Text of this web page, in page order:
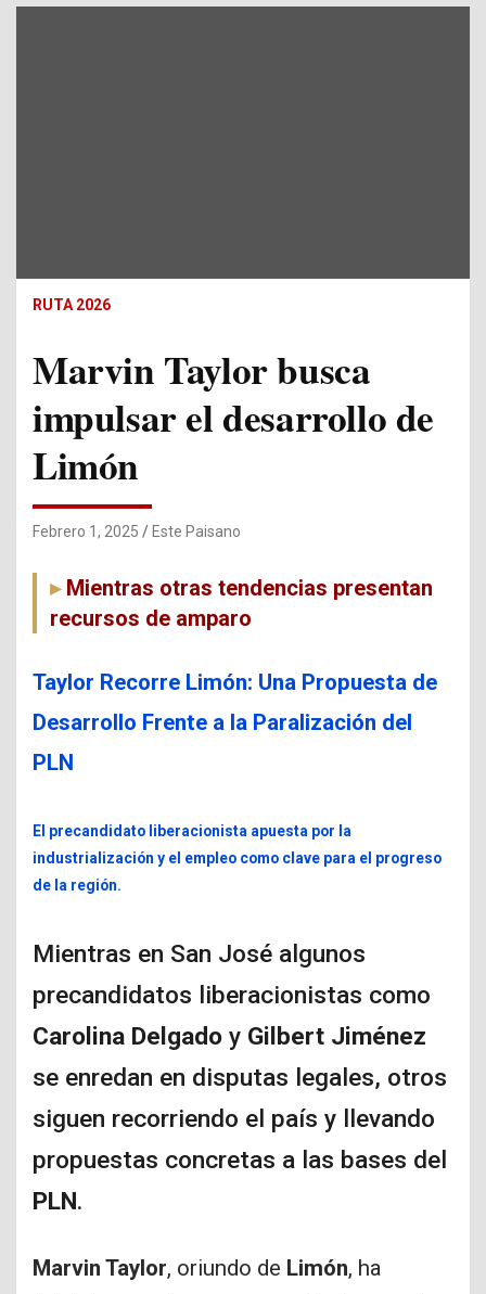
RUTA 2026
Marvin Taylor busca
impulsar el desarrollo de
Limón
Febrero 1, 2025 Este Paisano
Mientras otras tendencias presentan
recursos de amparo
Taylor Recorre Limón: Una Propuesta de
Desarrollo Frente a la Paralización del
PLN
El precandidato liberacionista apuesta por la
industrialización y el empleo como clave para el progreso
de la región.
Mientras en San José algunos
precandidatos liberacionistas como
Carolina Delgado y Gilbert Jiménez
se enredan en disputas legales, otros
siguen recorriendo el país y llevando
propuestas concretas a las bases del
PLN.
Marvin Taylor, oriundo de Limón, ha